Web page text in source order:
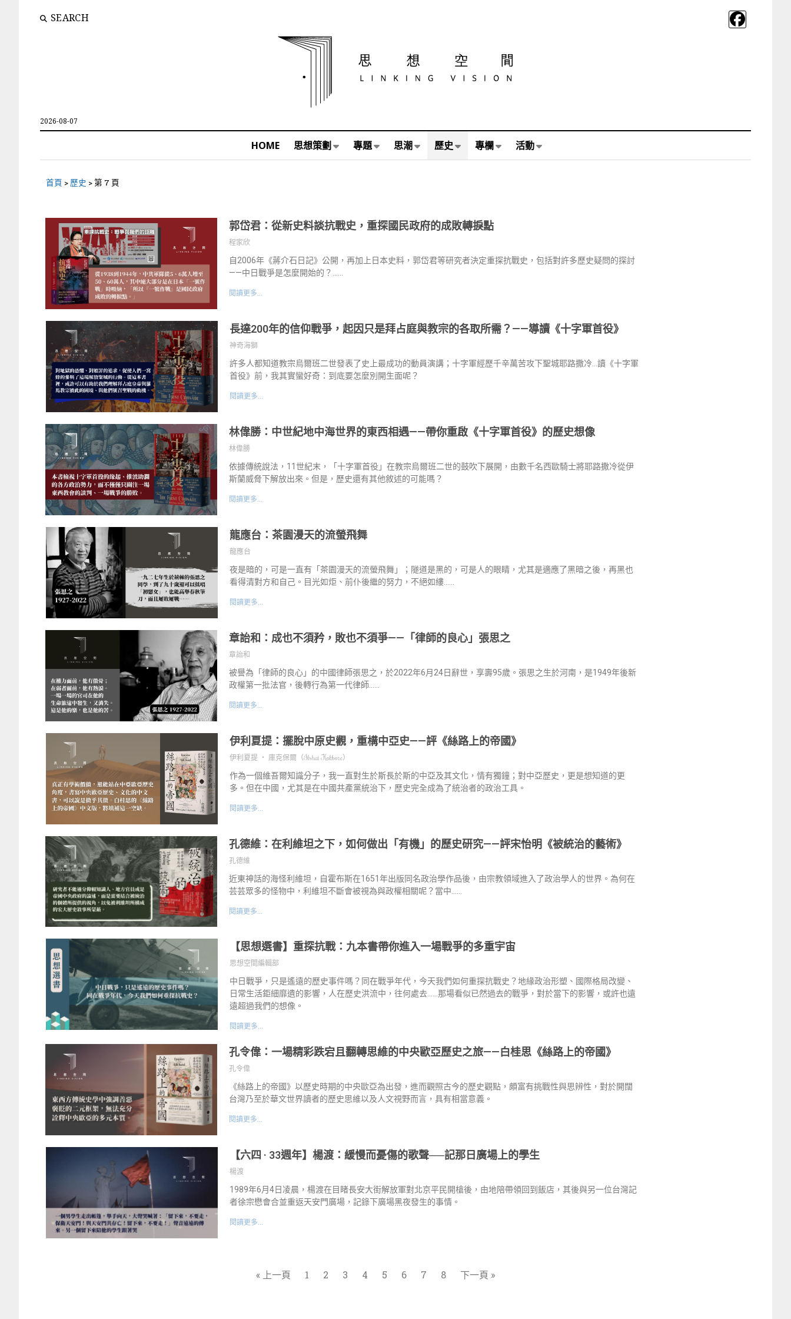
SEARCH
2026-08-07
HOME 思想策劃 專題 思潮 歷史 專欄 活動
首頁 > 歷史 >第 7 頁
郭岱君：從新史料談抗戰史，重探國民政府的成敗轉捩點
程家欣
自2006年《蔣介石日記》公開，再加上日本史料，郭岱君等研究者決定重探抗戰史，包括對許多歷史疑問的探討
——中日戰爭是怎麼開始的？……
閱讀更多...
長達200年的信仰戰爭，起因只是拜占庭與教宗的各取所需？——導讀《十字軍首役》
神奇海獅
許多人都知道教宗烏爾班二世發表了史上最成功的動員演講；十字軍經歷千辛萬苦攻下聖城耶路撒冷…讀《十字軍
首役》前，我其實蠻好奇：到底要怎麼別開生面呢？
閱讀更多...
林偉勝：中世紀地中海世界的東西相遇——帶你重啟《十字軍首役》的歷史想像
林偉勝
依據傳統說法，11世紀末，「十字軍首役」在教宗烏爾班二世的鼓吹下展開，由數千名西歐騎士將耶路撒冷從伊
斯蘭威脅下解放出來。但是，歷史還有其他敘述的可能嗎？
閱讀更多...
龍應台：茶園漫天的流螢飛舞
龍應台
夜是暗的，可是一直有「茶園漫天的流螢飛舞」；隧道是黑的，可是人的眼睛，尤其是適應了黑暗之後，再黑也
看得清對方和自己。目光如炬、前仆後繼的努力，不絕如縷……
閱讀更多...
章詒和：成也不須矜，敗也不須爭——「律師的良心」張思之
章詒和
被譽為「律師的良心」的中國律師張思之，於2022年6月24日辭世，享壽95歲。張思之生於河南，是1949年後新
政權第一批法官，後轉行為第一代律師……
閱讀更多...
伊利夏提：擺脫中原史觀，重構中亞史——評《絲路上的帝國》
伊利夏提 ‧ 庫克保爾（Ilshat Kokbore）
作為一個維吾爾知識分子，我一直對生於斯長於斯的中亞及其文化，情有獨鐘；對中亞歷史，更是想知道的更
多。但在中國，尤其是在中國共產黨統治下，歷史完全成為了統治者的政治工具。
閱讀更多...
孔德維：在利維坦之下，如何做出「有機」的歷史研究——評宋怡明《被統治的藝術》
孔德維
近東神話的海怪利維坦，自霍布斯在1651年出版同名政治學作品後，由宗教領域進入了政治學人的世界。為何在
芸芸眾多的怪物中，利維坦不斷會被視為與政權相關呢？當中……
閱讀更多...
【思想選書】重探抗戰：九本書帶你進入一場戰爭的多重宇宙
思想空間編輯部
中日戰爭，只是遙遠的歷史事件嗎？同在戰爭年代，今天我們如何重探抗戰史？地緣政治形塑、國際格局改變、
日常生活鉅細靡遺的影響，人在歷史洪流中，往何處去……那場看似已然過去的戰爭，對於當下的影響，或許也遠
遠超過我們的想像。
閱讀更多...
孔令偉：一場精彩跌宕且翻轉思維的中央歐亞歷史之旅——白桂思《絲路上的帝國》
孔令偉
《絲路上的帝國》以歷史時期的中央歐亞為出發，進而觀照古今的歷史觀點，頗富有挑戰性與思辨性，對於開闊
台灣乃至於華文世界讀者的歷史思維以及人文視野而言，具有相當意義。
閱讀更多...
【六四 · 33週年】楊渡：緩慢而憂傷的歌聲──記那日廣場上的學生
楊渡
1989年6月4日凌晨，楊渡在目睹長安大街解放軍對北京平民開槍後，由地陪帶領回到飯店，其後與另一位台灣記
者徐宗懋會合並重返天安門廣場，記錄下廣場黑夜發生的事情。
閱讀更多...
« 上一頁 1 2 3 4 5 6 7 8 下一頁 »